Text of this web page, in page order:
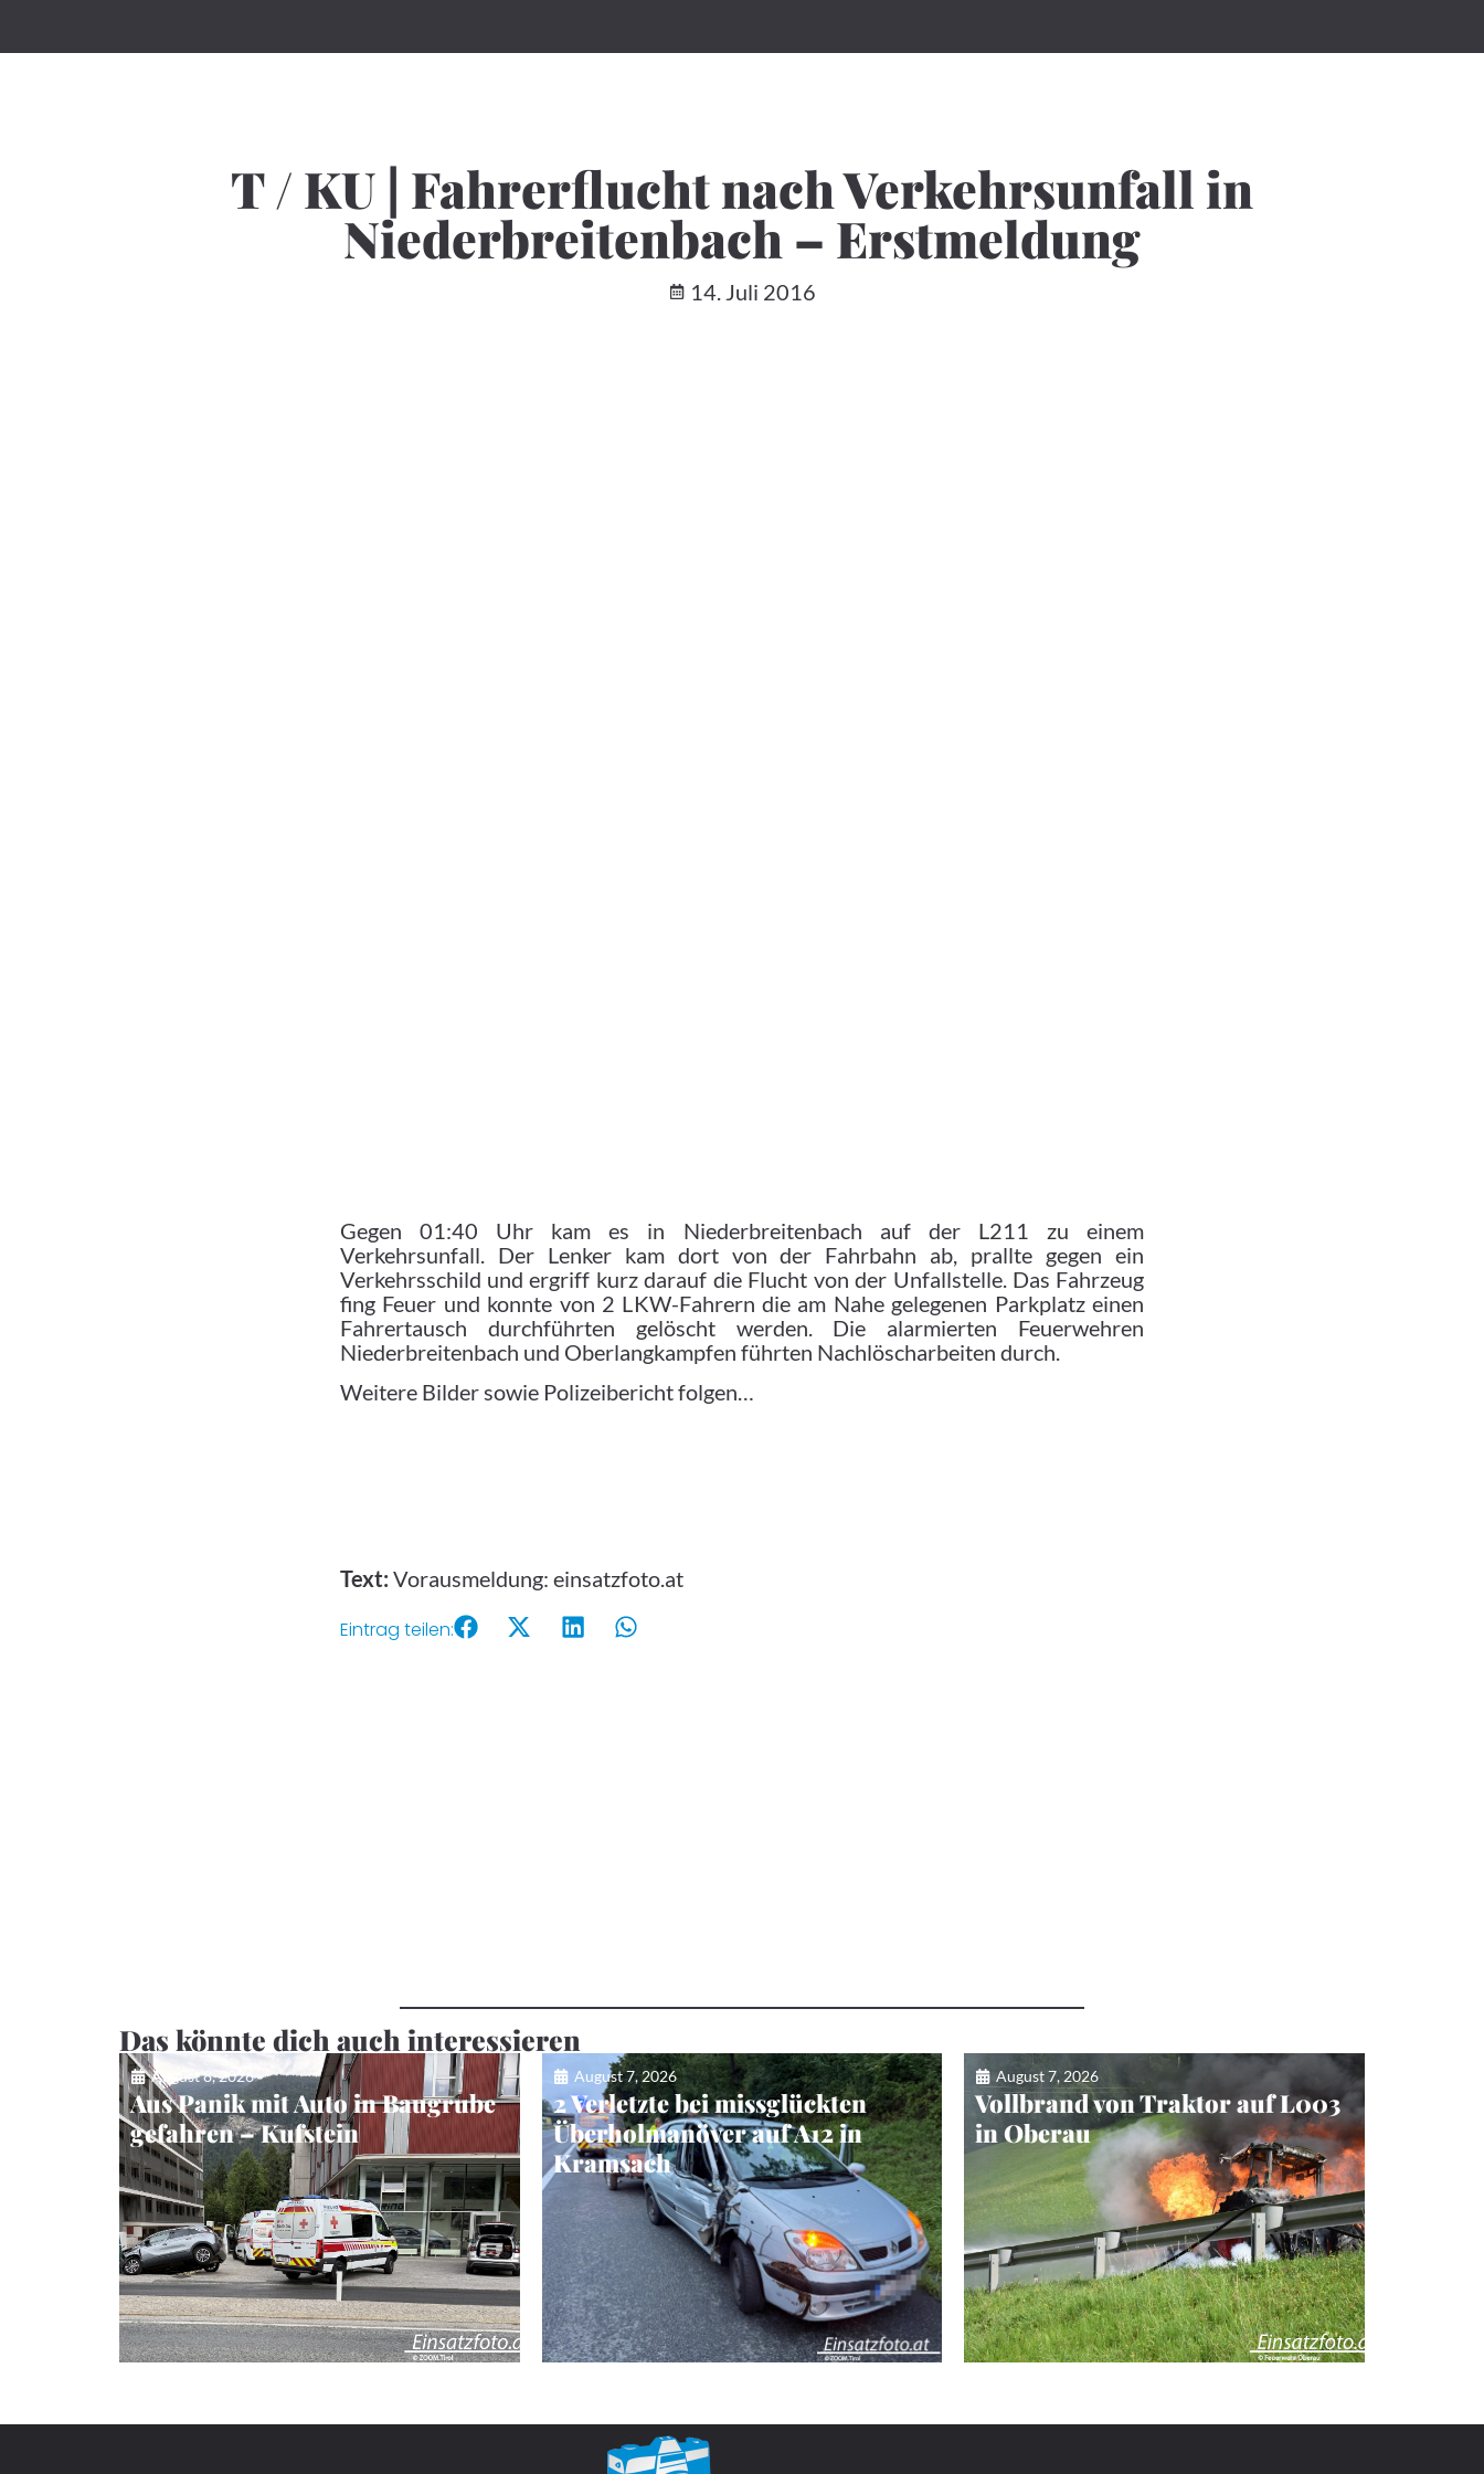
T / KU | Fahrerflucht nach Verkehrsunfall in
Niederbreitenbach – Erstmeldung
14. Juli 2016
Gegen 01:40 Uhr kam es in Niederbreitenbach auf der L211 zu einem
Verkehrsunfall. Der Lenker kam dort von der Fahrbahn ab, prallte gegen ein
Verkehrsschild und ergriff kurz darauf die Flucht von der Unfallstelle. Das Fahrzeug
fing Feuer und konnte von 2 LKW-Fahrern die am Nahe gelegenen Parkplatz einen
Fahrertausch durchführten gelöscht werden. Die alarmierten Feuerwehren
Niederbreitenbach und Oberlangkampfen führten Nachlöscharbeiten durch.
Weitere Bilder sowie Polizeibericht folgen…
Text: Vorausmeldung: einsatzfoto.at
Eintrag teilen:
Das könnte dich auch interessieren
August 8, 2026
Aus Panik mit Auto in Baugrube
gefahren – Kufstein
August 7, 2026
2 Verletzte bei missglückten
Überholmanöver auf A12 in
Kramsach
August 7, 2026
Vollbrand von Traktor auf L003
in Oberau